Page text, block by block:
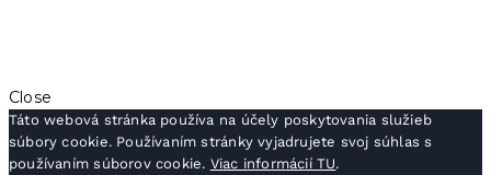
Close
Táto webová stránka používa na účely poskytovania služieb
súbory cookie. Používaním stránky vyjadrujete svoj súhlas s
používaním súborov cookie. Viac informácií TU.